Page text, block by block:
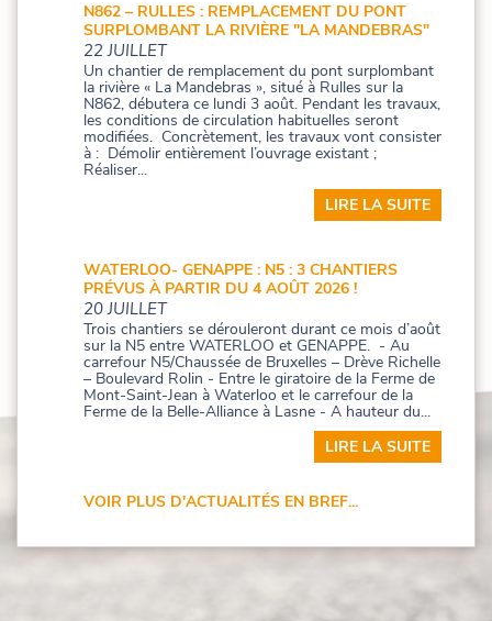
N862 – RULLES : REMPLACEMENT DU PONT
SURPLOMBANT LA RIVIÈRE "LA MANDEBRAS"
22 JUILLET
Un chantier de remplacement du pont surplombant
la rivière « La Mandebras », situé à Rulles sur la
N862, débutera ce lundi 3 août. Pendant les travaux,
les conditions de circulation habituelles seront
modifiées. Concrètement, les travaux vont consister
à : Démolir entièrement l’ouvrage existant ;
Réaliser...
LIRE LA SUITE
WATERLOO- GENAPPE : N5 : 3 CHANTIERS
PRÉVUS À PARTIR DU 4 AOÛT 2026 !
20 JUILLET
Trois chantiers se dérouleront durant ce mois d’août
sur la N5 entre WATERLOO et GENAPPE. - Au
carrefour N5/Chaussée de Bruxelles – Drève Richelle
– Boulevard Rolin - Entre le giratoire de la Ferme de
Mont-Saint-Jean à Waterloo et le carrefour de la
Ferme de la Belle-Alliance à Lasne - A hauteur du...
LIRE LA SUITE
VOIR PLUS D'ACTUALITÉS EN BREF...